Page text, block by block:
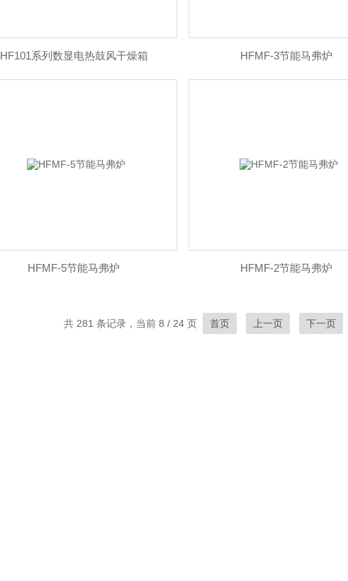
HF101系列数显电热鼓风干燥箱 HFMF-3节能马弗炉
HFMF-5节能马弗炉 HFMF-2节能马弗炉
共 281 条记录，当前 8 / 24 页 首页 上一页 下一页